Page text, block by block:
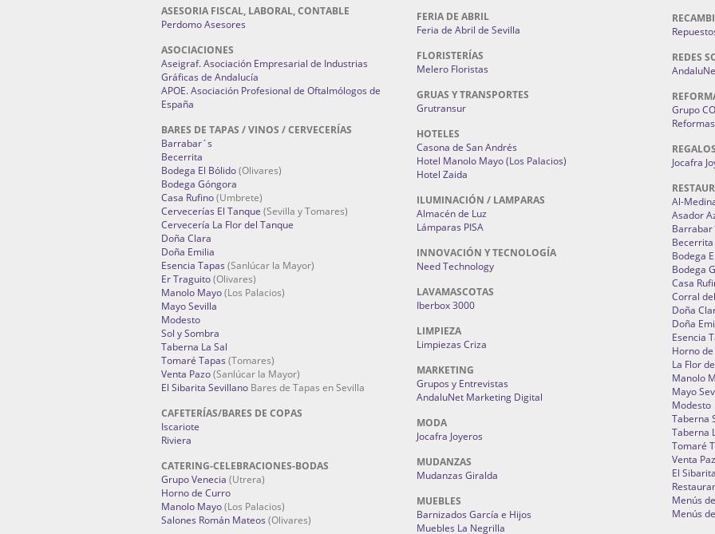
ASESORIA FISCAL, LABORAL, CONTABLE
Perdomo Asesores
ASOCIACIONES
Aseigraf. Asociación Empresarial de Industrias
Gráficas de Andalucía
APOE. Asociación Profesional de Oftalmólogos de
España
BARES DE TAPAS / VINOS / CERVECERÍAS
Barrabar´s
Becerrita
Bodega El Bólido(Olivares)
Bodega Góngora
Casa Rufino(Umbrete)
Cervecerías El Tanque (Sevilla y Tomares)
Cervecería La Flor del Tanque
Doña Clara
Doña Emilia
Esencia Tapas (Sanlúcar la Mayor)
Er Traguito(Olivares)
Manolo Mayo(Los Palacios)
Mayo Sevilla
Modesto
Sol y Sombra
Taberna La Sal
Tomaré Tapas (Tomares)
Venta Pazo(Sanlúcar la Mayor)
El Sibarita Sevillano Bares de Tapas en Sevilla
CAFETERÍAS/BARES DE COPAS
Iscariote
Riviera
CATERING-CELEBRACIONES-BODAS
Grupo Venecia (Utrera)
Horno de Curro
Manolo Mayo(Los Palacios)
Salones Román Mateos (Olivares)
FERIA DE ABRIL
Feria de Abril de Sevilla
FLORISTERÍAS
Melero Floristas
GRUAS Y TRANSPORTES
Grutransur
HOTELES
Casona de San Andrés
Hotel Manolo Mayo (Los Palacios)
Hotel Zaida
ILUMINACIÓN / LAMPARAS
Almacén de Luz
Lámparas PISA
INNOVACIÓN Y TECNOLOGÍA
Need Technology
LAVAMASCOTAS
Iberbox 3000
LIMPIEZA
Limpiezas Criza
MARKETING
Grupos y Entrevistas
AndaluNet Marketing Digital
MODA
Jocafra Joyeros
MUDANZAS
Mudanzas Giralda
MUEBLES
Barnizados García e Hijos
Muebles La Negrilla
REDES
Grupo
Jocafra
Al-
Asador
Becerrita
Bodega
Bodega
Casa
Corral
Doña
Doña
Esencia
Horno
La Flor
Manolo
Mayo
Modesto
Taberna
Taberna
Tomaré
Venta
El
Menús
Menús